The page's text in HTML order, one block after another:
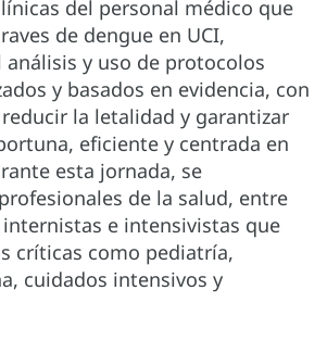
del personal médico que
de dengue en UCI,
y uso de protocolos
y basados en evidencia, con
la letalidad y garantizar
eficiente y centrada en
esta jornada, se
de la salud, entre
e intensivistas que
críticas como pediatría,
cuidados intensivos y